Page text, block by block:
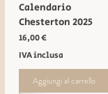
Calendario
Chesterton 2025
Prezzo
16,00 €
IVA inclusa
Aggiungi al carrello